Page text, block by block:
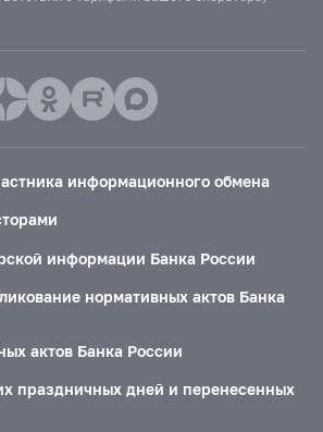
информационного обмена
информации Банка России
нормативных актов Банка
актов Банка России
праздничных дней и перенесенных